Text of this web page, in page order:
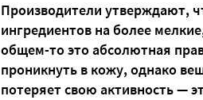
Производители утверждают,
ингредиентов на более
общем-то это абсолютная
проникнуть в кожу, однако
потеряет свою активность —